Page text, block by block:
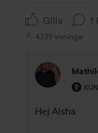
Gilla 1
4339 visningar
Hej Aisha